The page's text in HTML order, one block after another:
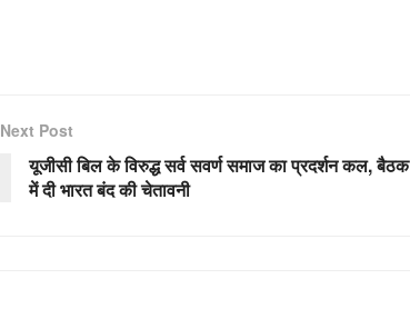
Next Post
यूजीसी बिल के विरुद्ध सर्व सवर्ण समाज का प्रदर्शन कल, बैठक
में दी भारत बंद की चेतावनी